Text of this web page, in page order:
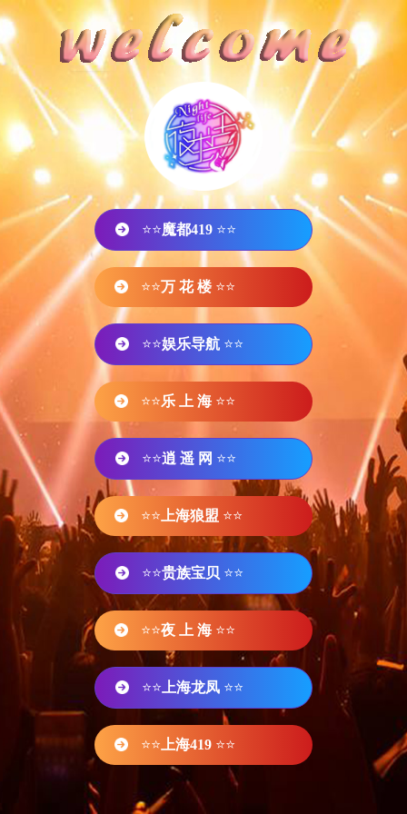
⭐⭐魔都419 ⭐⭐
⭐⭐万 花 楼 ⭐⭐
⭐⭐娱乐导航 ⭐⭐
⭐⭐乐 上 海 ⭐⭐
⭐⭐逍 遥 网 ⭐⭐
⭐⭐ 上海狼盟 ⭐⭐
⭐⭐贵族宝贝 ⭐⭐
⭐⭐夜 上 海 ⭐⭐
⭐⭐ 上海龙凤 ⭐⭐
⭐⭐ 上海419 ⭐⭐